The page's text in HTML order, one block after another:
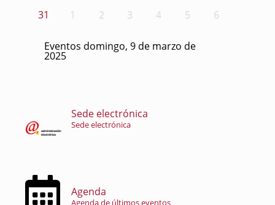
31
1 2 3 4 5 6
Eventos domingo, 9 de marzo de
2025
Sede electrónica
Sede electrónica
Agenda
Agenda de últimos eventos